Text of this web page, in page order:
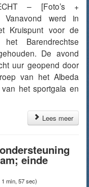
– [Foto’s +
Vanavond werd in
Kruispunt voor de
Barendrechtse
De avond
uur geopend door
van het Albeda
het sportgala en
Lees meer
einde
min, 57 sec)